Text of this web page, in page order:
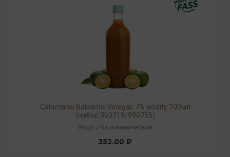
Calamansi Balsamic Vinegar, 7% acidity 100мл
(набор:360319/990755)
Уксус / бальзамический
352.00 ₽